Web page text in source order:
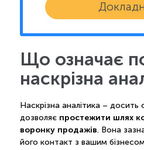
Що означає
наскрізна
Наскрізна аналітика –
дозволяє простежити шлях
воронку продажів. Вона
його контакт з вашим